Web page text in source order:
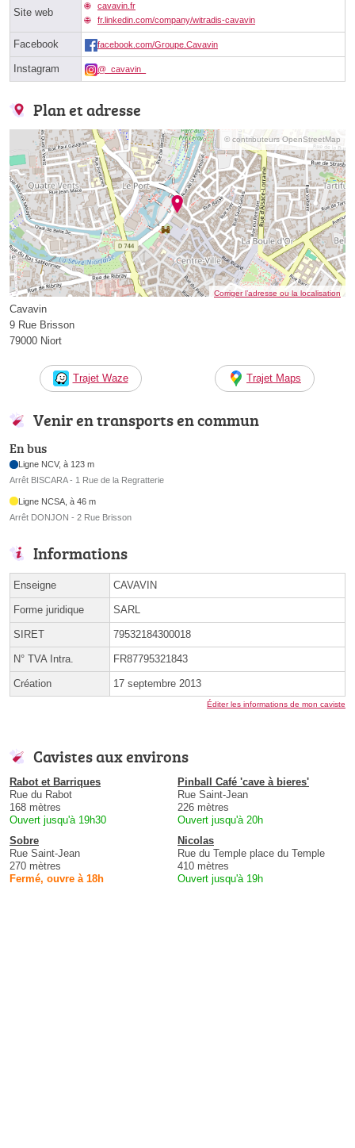
Site web
cavavin.fr
fr.linkedin.com/company/witradis-cavavin
Facebook facebook.com/Groupe.Cavavin
Instagram @_cavavin_
Plan et adresse
© contributeurs OpenStreetMap
Corriger l’adresse ou la localisation
Cavavin
9 Rue Brisson
79000 Niort
Trajet Waze Trajet Maps
Venir en transports en commun
En bus
Ligne NCV, à 123 m
Arrêt BISCARA - 1 Rue de la Regratterie
Ligne NCSA, à 46 m
Arrêt DONJON - 2 Rue Brisson
Informations
Enseigne CAVAVIN
Forme juridique SARL
SIRET 79532184300018
N° TVA Intra. FR87795321843
Création 17 septembre 2013
Éditer les informations de mon caviste
Cavistes aux environs
Rabot et Barriques
Rue du Rabot
168 mètres
Ouvert jusqu'à 19h30
Pinball Café 'cave à bieres'
Rue Saint-Jean
226 mètres
Ouvert jusqu'à 20h
Sobre
Rue Saint-Jean
270 mètres
Fermé, ouvre à 18h
Nicolas
Rue du Temple place du Temple
410 mètres
Ouvert jusqu'à 19h